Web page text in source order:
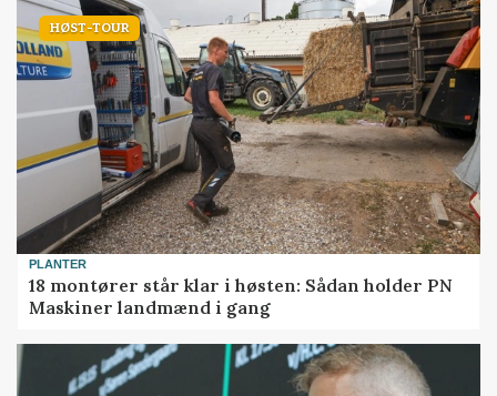
HØST-TOUR
PLANTER
18 montører står klar i høsten: Sådan holder PN
Maskiner landmænd i gang